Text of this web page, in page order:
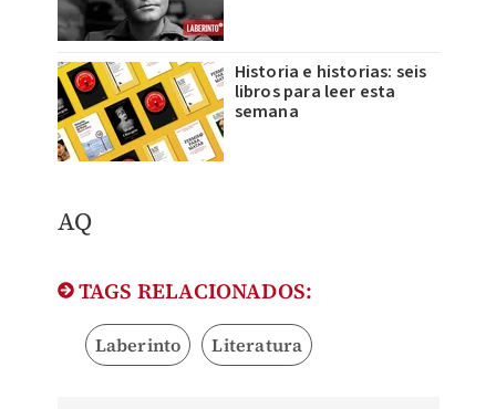
Historia e historias: seis
libros para leer esta
semana
AQ
TAGS RELACIONADOS:
Laberinto Literatura